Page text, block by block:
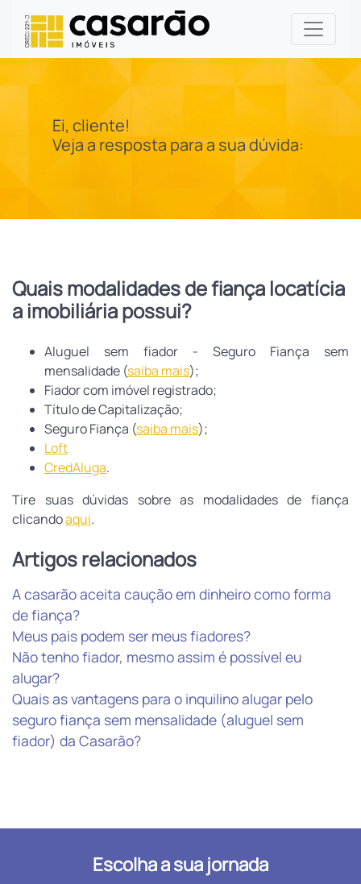
Ei, cliente!
Veja a resposta para a sua dúvida:
Quais modalidades de fiança locatícia
a imobiliária possui?
Aluguel sem fiador - Seguro Fiança sem
mensalidade (saiba mais);
Fiador com imóvel registrado;
Título de Capitalização;
Seguro Fiança (saiba mais);
Loft
CredAluga.
Tire suas dúvidas sobre as modalidades de fiança
clicando aqui.
Artigos relacionados
A casarão aceita caução em dinheiro como forma
de fiança?
Meus pais podem ser meus fiadores?
Não tenho fiador, mesmo assim é possível eu
alugar?
Quais as vantagens para o inquilino alugar pelo
seguro fiança sem mensalidade (aluguel sem
fiador) da Casarão?
Escolha a sua jornada